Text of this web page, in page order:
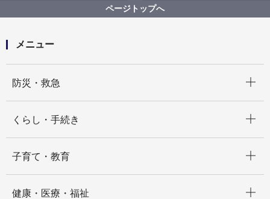
【公募型指名競争入札】横浜市高齢者施設等物価高騰
対策支援事業に係る支援金交付業務委託
ページトップへ
メニュー
防災・救急
くらし・手続き
子育て・教育
健康・医療・福祉